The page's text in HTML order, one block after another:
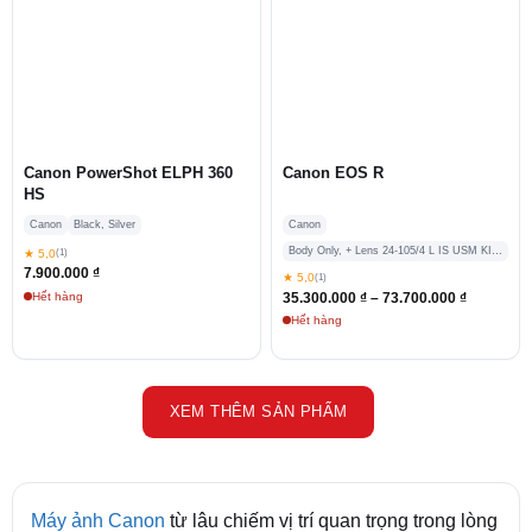
Canon PowerShot ELPH 360
HS
Canon Black, Silver
★ 5,0(1)
7.900.000 ₫
Hết hàng
Canon EOS R
Canon
Body Only, + Lens 24-105/4 L IS USM KIT, + Lens RF 24-105 STM Kit, + Lens RF 35/1.8 STM
★ 5,0(1)
35.300.000 ₫ – 73.700.000 ₫Khoảng
Hết hàng
XEM THÊM SẢN PHẨM
Máy ảnh Canon từ lâu chiếm vị trí quan trọng trong lòng